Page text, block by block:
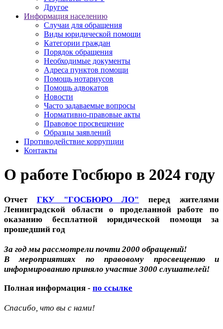
Другое
Информация населению
Случаи для обращения
Виды юридической помощи
Категории граждан
Порядок обращения
Необходимые документы
Адреса пунктов помощи
Помощь нотариусов
Помощь адвокатов
Новости
Часто задаваемые вопросы
Нормативно-правовые акты
Правовое просвещение
Образцы заявлений
Противодействие коррупции
Контакты
О работе Госбюро в 2024 году
Отчет ГКУ "ГОСБЮРО ЛО" перед жителями
Ленинградской области о проделанной работе по
оказанию бесплатной юридической помощи за
прошедший год
За год мы рассмотрели почти 2000 обращений!
В мероприятиях по правовому просвещению и
информированию приняло участие 3000 слушателей!
Полная информация - по ссылке
Спасибо, что вы с нами!